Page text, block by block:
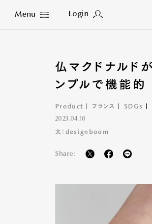
Menu Login
Close
仏マクドナルド
ンプルで機能的
Product フランス SDGs
2023.04.10
文：designboom
Share: